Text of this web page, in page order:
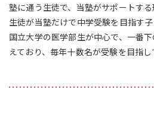
塾に通う生徒で、当塾がサポートす
生徒が当塾だけで中学受験を目指す
国立大学の医学部生が中心で、一番
えており、毎年十数名が受験を目指し